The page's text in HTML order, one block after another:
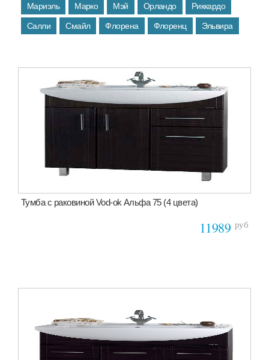
Мариэль Марко Мэй Орландо Риккардо
Салли Смайл Флорена Флоренц Эльвира
Тумба с раковиной Vod-ok Альфа 75 (4 цвета)
11989 руб